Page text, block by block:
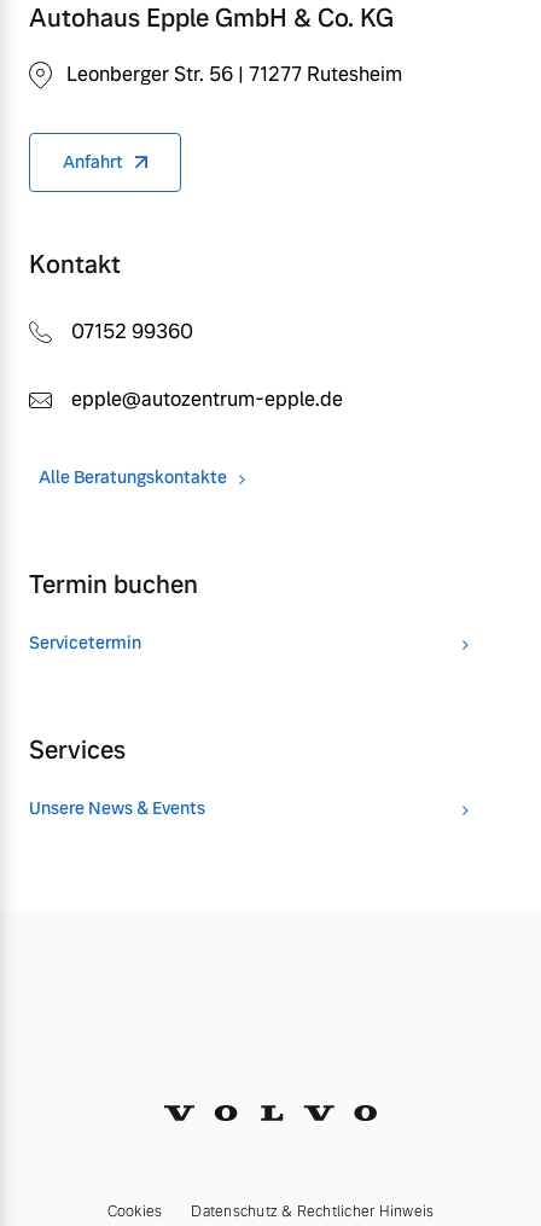
Autohaus Epple GmbH & Co. KG
Leonberger Str. 56 | 71277 Rutesheim
Anfahrt
Kontakt
07152 99360
epple@autozentrum-epple.de
Alle Beratungskontakte
Termin buchen
Servicetermin
Services
Unsere News & Events
Cookies Datenschutz & Rechtlicher Hinweis